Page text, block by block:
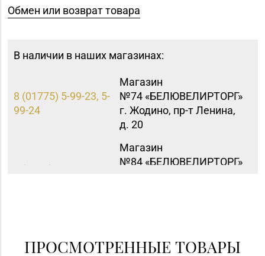
Обмен или возврат товара
В наличии в наших магазинах:
8 (01775) 5-99-23, 5-
99-24
Магазин
№74 «БЕЛЮВЕЛИРТОРГ»
г. Жодино, пр-т Ленина,
д. 20
8 (0232) 22-88-35, 8
Магазин
№84 «БЕЛЮВЕЛИРТОРГ»
ПРОСМОТРЕННЫЕ ТОВАРЫ